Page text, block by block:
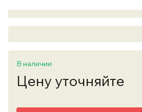
В наличии
Цену уточняйте